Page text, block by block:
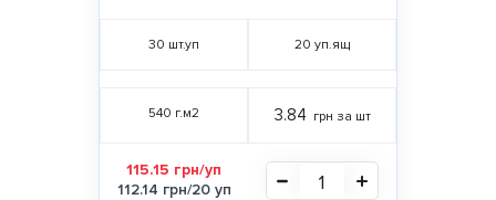
30 шт.уп 20 уп.ящ
540 г.м2 3.84 грн за шт
115.15 грн/уп
112.14 грн/20 уп